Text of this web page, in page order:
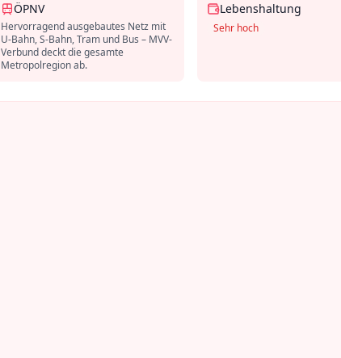
ÖPNV
Hervorragend ausgebautes Netz mit
U-Bahn, S-Bahn, Tram und Bus – MVV-
Verbund deckt die gesamte
Metropolregion ab.
Lebenshaltung
Sehr hoch